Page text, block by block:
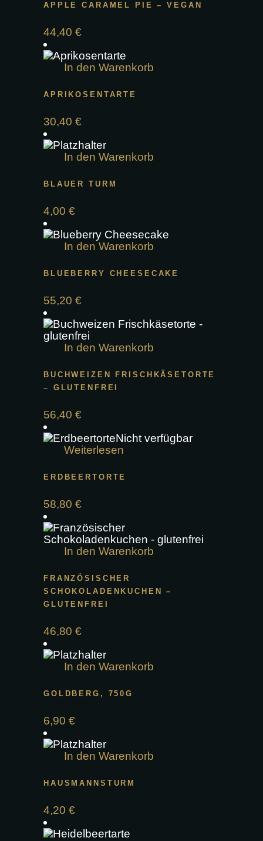
APPLE CARAMEL PIE – VEGAN
44,40 €
In den Warenkorb
APRIKOSENTARTE
30,40 €
In den Warenkorb
BLAUER TURM
4,00 €
In den Warenkorb
BLUEBERRY CHEESECAKE
55,20 €
In den Warenkorb
BUCHWEIZEN FRISCHKÄSETORTE
– GLUTENFREI
56,40 €
Nicht verfügbar
Weiterlesen
ERDBEERTORTE
58,80 €
In den Warenkorb
FRANZÖSISCHER
SCHOKOLADENKUCHEN –
GLUTENFREI
46,80 €
In den Warenkorb
GOLDBERG, 750G
6,90 €
In den Warenkorb
HAUSMANNSTURM
4,20 €